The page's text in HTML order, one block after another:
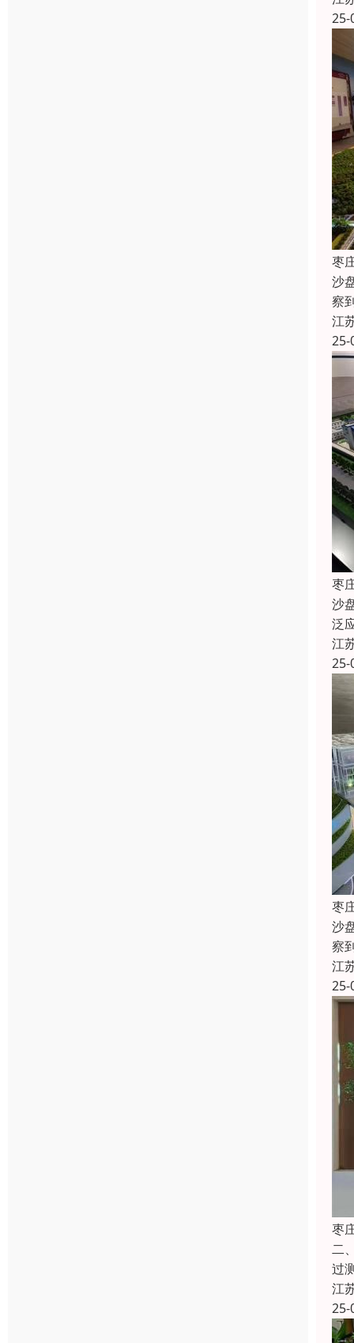
25-
枣
沙
察
江
25-
枣
沙
泛
江
25-
枣
沙
察
江
25-
枣
二
过
江
25-